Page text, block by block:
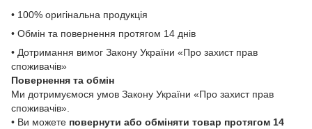
• 100% оригінальна продукція
• Обмін та повернення протягом 14 днів
• Дотримання вимог Закону України «Про захист прав
споживачів»
Повернення та обмін
Ми дотримуємося умов Закону України «Про захист прав
споживачів».
• Ви можете повернути або обміняти товар протягом 14